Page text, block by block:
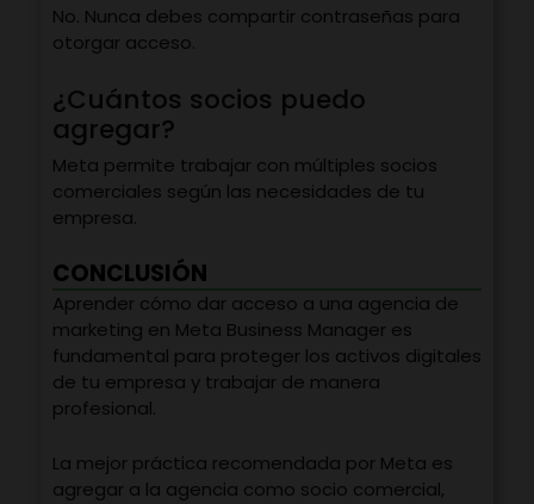
No. Nunca debes compartir contraseñas para
otorgar acceso.
¿Cuántos socios puedo
agregar?
Meta permite trabajar con múltiples socios
comerciales según las necesidades de tu
empresa.
CONCLUSIÓN
Aprender cómo dar acceso a una agencia de
marketing en Meta Business Manager es
fundamental para proteger los activos digitales
de tu empresa y trabajar de manera
profesional.
La mejor práctica recomendada por Meta es
agregar a la agencia como socio comercial,